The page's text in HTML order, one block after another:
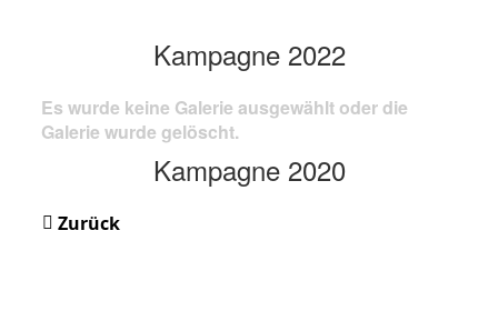
Kampagne 2022
Es wurde keine Galerie ausgewählt oder die
Galerie wurde gelöscht.
Kampagne 2020
Zurück